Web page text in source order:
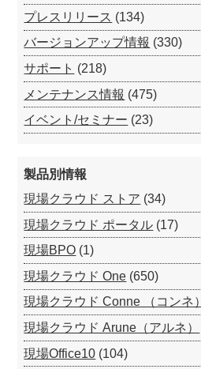
プレスリリース (134)
バージョンアップ情報 (330)
サポート (218)
メンテナンス情報 (475)
イベント/セミナー (23)
製品別情報
現場クラウド ストア (34)
現場クラウド ポータル (17)
現場BPO (1)
現場クラウド One (650)
現場クラウド Conne （コンネ）
現場クラウド Arune（アルネ）
現場Office10 (104)